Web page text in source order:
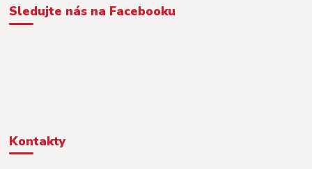
Sledujte nás na Facebooku
Kontakty